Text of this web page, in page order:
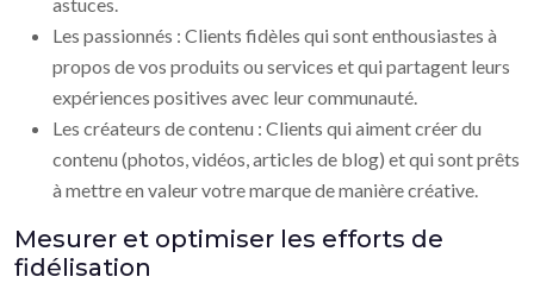
Les passionnés : Clients fidèles qui sont enthousiastes à
propos de vos produits ou services et qui partagent leurs
expériences positives avec leur communauté.
Les créateurs de contenu : Clients qui aiment créer du
contenu (photos, vidéos, articles de blog) et qui sont prêts
à mettre en valeur votre marque de manière créative.
Mesurer et optimiser les efforts de
fidélisation